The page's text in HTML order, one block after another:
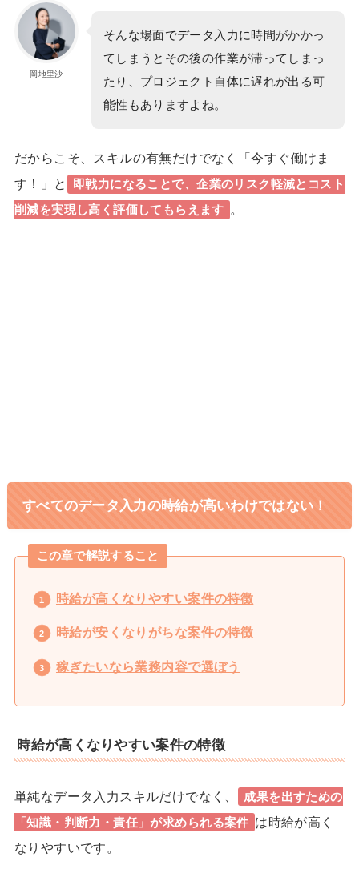
岡地里沙
そんな場面でデータ入力に時間がかかっ
てしまうとその後の作業が滞ってしまっ
たり、プロジェクト自体に遅れが出る可
能性もありますよね。
だからこそ、スキルの有無だけでなく
「今すぐ働けま
す！」
と 即戦力になることで、企業のリスク軽減とコスト
削減を実現し高く評価してもらえます
。
すべてのデータ入力の時給が高いわけではない！
この章で解説すること
時給が高くなりやすい案件の特徴
時給が安くなりがちな案件の特徴
稼ぎたいなら業務内容で選ぼう
時給が高くなりやすい案件の特徴
単純なデータ入力スキルだけでなく、
成果を出すための
「知識・判断力・責任 」が求められる案件 は時給が高く
なりやすいです。